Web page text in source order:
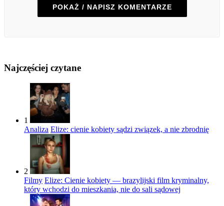
POKAŻ / NAPISZ KOMENTARZE
Najczęściej czytane
1
Analiza Elize: cienie kobiety sądzi związek, a nie zbrodnię
2
Filmy Elize: Cienie kobiety — brazylijski film kryminalny,
który wchodzi do mieszkania, nie do sali sądowej